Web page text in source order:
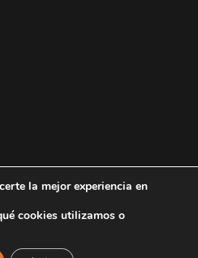
y soltero
la mejor experiencia en
cookies utilizamos o